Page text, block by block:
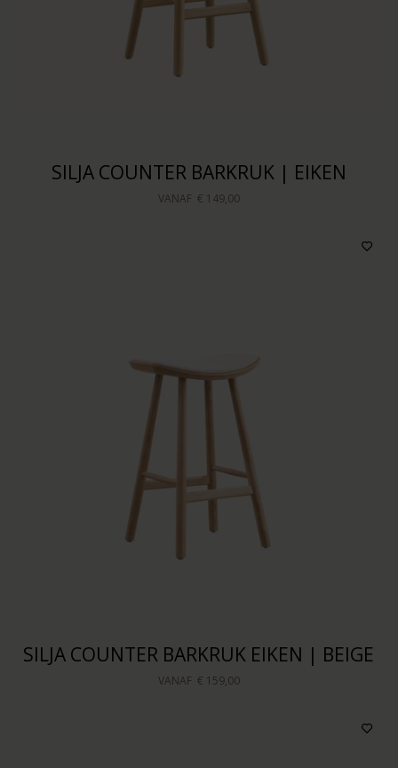
SILJA COUNTER BARKRUK | EIKEN
VANAF € 149,00
SILJA COUNTER BARKRUK EIKEN | BEIGE
VANAF € 159,00